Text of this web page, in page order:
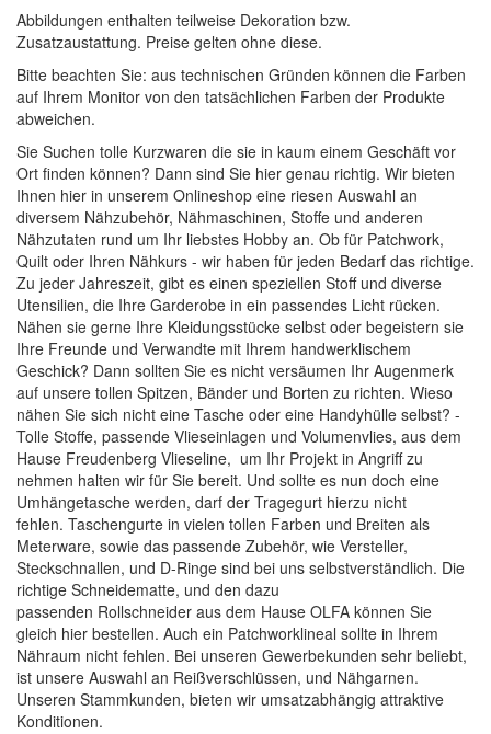
Abbildungen enthalten teilweise Dekoration bzw.
Zusatzaustattung. Preise gelten ohne diese.
Bitte beachten Sie: aus technischen Gründen können die Farben
auf Ihrem Monitor von den tatsächlichen Farben der Produkte
abweichen.
Sie Suchen tolle Kurzwaren die sie in kaum einem Geschäft vor
Ort finden können? Dann sind Sie hier genau richtig. Wir bieten
Ihnen hier in unserem Onlineshop eine riesen Auswahl an
diversem Nähzubehör, Nähmaschinen, Stoffe und anderen
Nähzutaten rund um Ihr liebstes Hobby an. Ob für Patchwork,
Quilt oder Ihren Nähkurs - wir haben für jeden Bedarf das richtige.
Zu jeder Jahreszeit, gibt es einen speziellen Stoff und diverse
Utensilien, die Ihre Garderobe in ein passendes Licht rücken.
Nähen sie gerne Ihre Kleidungsstücke selbst oder begeistern sie
Ihre Freunde und Verwandte mit Ihrem handwerklischem
Geschick? Dann sollten Sie es nicht versäumen Ihr Augenmerk
auf unsere tollen Spitzen, Bänder und Borten zu richten. Wieso
nähen Sie sich nicht eine Tasche oder eine Handyhülle selbst? -
Tolle Stoffe, passende Vlieseinlagen und Volumenvlies, aus dem
Hause Freudenberg Vlieseline, um Ihr Projekt in Angriff zu
nehmen halten wir für Sie bereit. Und sollte es nun doch eine
Umhängetasche werden, darf der Tragegurt hierzu nicht
fehlen. Taschengurte in vielen tollen Farben und Breiten als
Meterware, sowie das passende Zubehör, wie Versteller,
Steckschnallen, und D-Ringe sind bei uns selbstverständlich. Die
richtige Schneidematte, und den dazu
passenden Rollschneider aus dem Hause OLFA können Sie
gleich hier bestellen. Auch ein Patchworklineal sollte in Ihrem
Nähraum nicht fehlen. Bei unseren Gewerbekunden sehr beliebt,
ist unsere Auswahl an Reißverschlüssen, und Nähgarnen.
Unseren Stammkunden, bieten wir umsatzabhängig attraktive
Konditionen.